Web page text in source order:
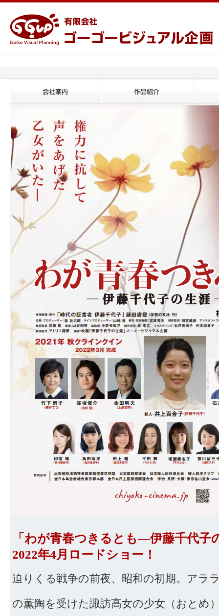
「わが青春つきるとも―伊藤千代
2022年4月ロードショー！
迫りくる戦争の前夜、昭和の初期。アラ
の薫陶を受けた諏訪高女の少女（おとめ